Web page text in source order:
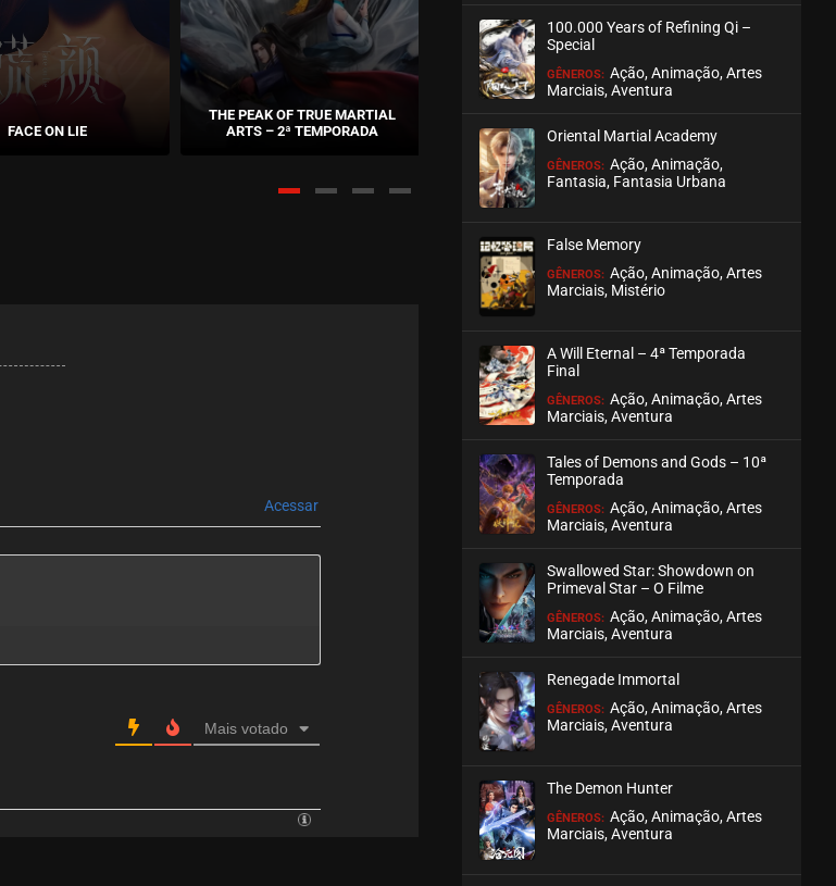
ASSISTIDO
ASSISTIDO
EPISÓDIO 163 A 166
ASSISTIDO
ASSISTIDO
ASSISTIDO
EPISÓDIO 151 A 154
ASSISTIDO
EPISÓDIO 148 A 150
EPISÓDIO 145 A 147
FACE ON LIE
THE PEAK OF TRUE MARTIAL
ARTS – 2ª TEMPORADA
LEGENDARY TWINS
Acessar
Mais votado
100.000 Years of Refining Qi –
Special
GÊNEROS: Ação, Animação, Artes
Marciais, Aventura
Oriental Martial Academy
GÊNEROS: Ação, Animação,
Fantasia, Fantasia Urbana
False Memory
GÊNEROS: Ação, Animação, Artes
Marciais, Mistério
A Will Eternal – 4ª Temporada
Final
GÊNEROS: Ação, Animação, Artes
Marciais, Aventura
Tales of Demons and Gods – 10ª
Temporada
GÊNEROS: Ação, Animação, Artes
Marciais, Aventura
Swallowed Star: Showdown on
Primeval Star – O Filme
GÊNEROS: Ação, Animação, Artes
Marciais, Aventura
Renegade Immortal
GÊNEROS: Ação, Animação, Artes
Marciais, Aventura
The Demon Hunter
GÊNEROS: Ação, Animação, Artes
Marciais, Aventura